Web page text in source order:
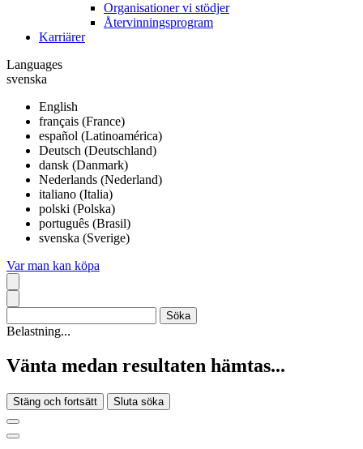
Organisationer vi stödjer
Återvinningsprogram
Karriärer
Languages
svenska
English
français (France)
español (Latinoamérica)
Deutsch (Deutschland)
dansk (Danmark)
Nederlands (Nederland)
italiano (Italia)
polski (Polska)
português (Brasil)
svenska (Sverige)
Var man kan köpa
Belastning...
Vänta medan resultaten hämtas...
Stäng och fortsätt Sluta söka